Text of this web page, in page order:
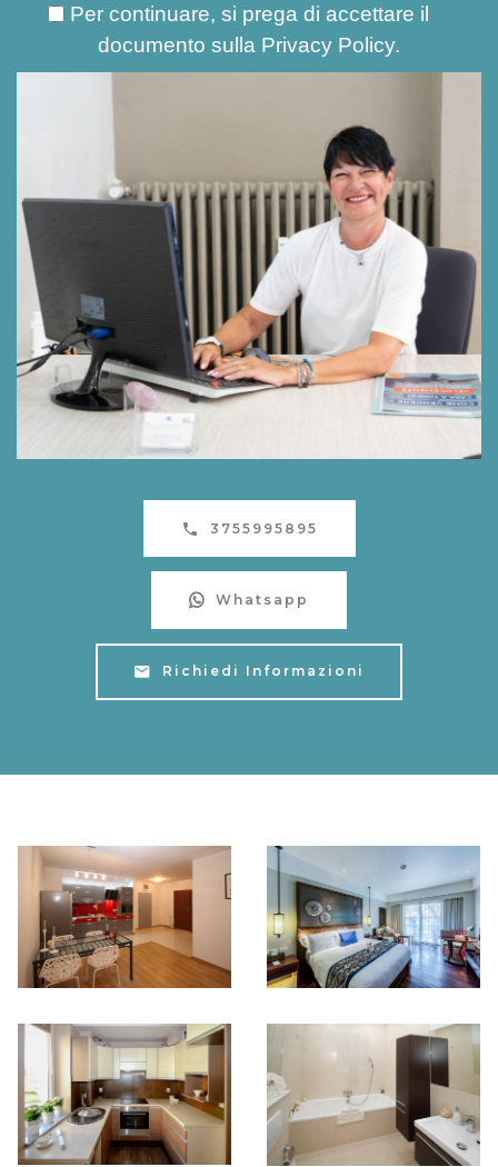
Per continuare, si prega di accettare il
documento sulla Privacy Policy.
3755995895
Whatsapp
Richiedi Informazioni